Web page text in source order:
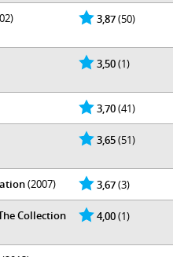
3,87(50)
3,50(1)
3,70(41)
3,65(51)
3,67(3)
(2007)
4,00(1)
Collection